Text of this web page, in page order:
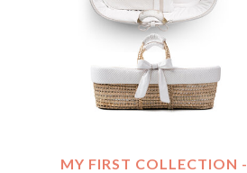
MY FIRST COLLECTION -